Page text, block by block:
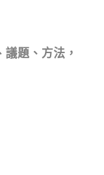
題、方法，